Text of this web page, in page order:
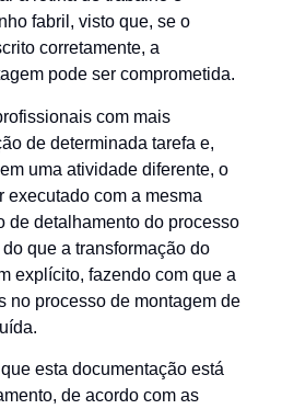
fabril, visto que, se o
corretamente, a
pode ser comprometida.
com mais
de determinada tarefa e,
uma atividade diferente, o
executado com a mesma
de detalhamento do processo
que a transformação do
explícito, fazendo com que a
no processo de montagem de
esta documentação está
de acordo com as